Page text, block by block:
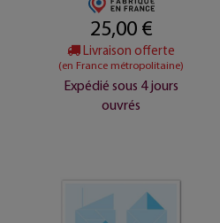
25,00 €
Livraison offerte
(en France métropolitaine)
Expédié sous 4 jours
ouvrés